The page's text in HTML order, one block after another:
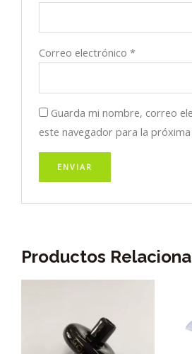
Correo electrónico*
Guarda mi nombre, correo
este navegador para la
Productos